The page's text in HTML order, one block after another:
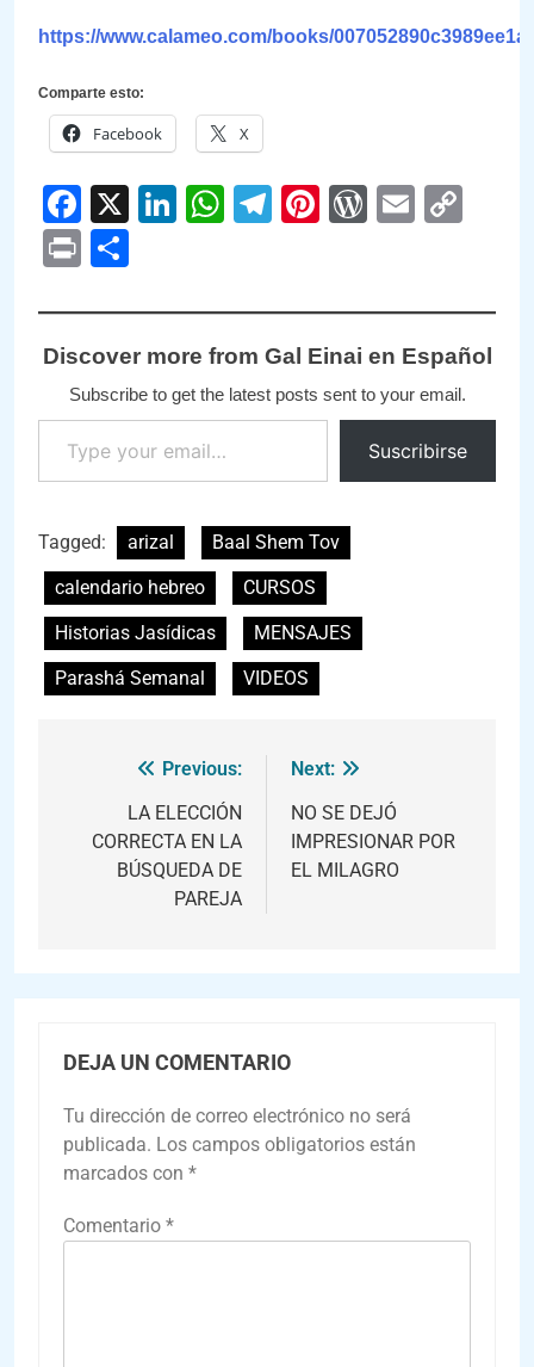
https://www.calameo.com/books/
Comparte esto:
Facebook X
Facebook
X LinkedIn
WhatsApp
Telegram
PinterestEmail
Print
Discover more from Gal Einai en Español
Subscribe to get the latest posts sent to your email.
Suscribirse
Tagged: arizal
Baal Shem Tov
calendario hebreo
CURSOS
Historias Jasídicas
MENSAJES
Parashá Semanal
VIDEOS
Previous:
LA ELECCIÓN
CORRECTA EN LA
BÚSQUEDA DE
PAREJA
Next:
NO SE DEJÓ
IMPRESIONAR POR
EL MILAGRO
DEJA UN COMENTARIO
Tu dirección de correo electrónico no será
publicada. Los campos obligatorios están
marcados con *
Comentario *